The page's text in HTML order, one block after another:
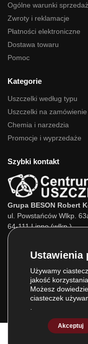
Ogólne warunki
Zwroty i reklamacje
Płatności elektroniczne
Dostawa towaru
Pomoc
Kategorie
Uszczelki według typu
Uszczelki na zamówienie
Chemia i narzedzia
Promocje i wyprzedaże
Szybki kontakt
Grupa BESON Robert
ul. Powstańców Wlkp.
64-111 Lipno (wlkp.)
693 800 022
E-mail:
Używamy
jakość
Możesz
ciasteczek
Akceptuj